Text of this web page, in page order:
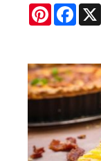
Pinterest